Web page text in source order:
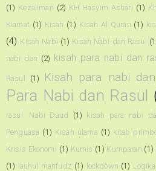
(1) Kezaliman (2) KH Hasyim Ashari (1)
Kiamat (1) Kisah (1) Kisah Al Quran (1)
(4) Kisah Nabi (1) Kisah Nabi dan Rasul
nabi dan (2) kisah para nabi dan
Rasul (1) Kisah para nabi
Para Nabi dan Rasul
rasul. Nabi Daud
(1) kisah para nabi
Penguasa (1) Kisah ulama (1) kitab
Krisis Ekonomi (1) Kumis (1) Kumparan (1)
(1) lauhul mahfudz (1) lockdown (1) Logika